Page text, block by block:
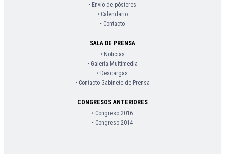
• Envío de pósteres
• Calendario
• Contacto
SALA DE PRENSA
• Noticias
• Galería Multimedia
• Descargas
• Contacto Gabinete de Prensa
CONGRESOS ANTERIORES
• Congreso 2016
• Congreso 2014